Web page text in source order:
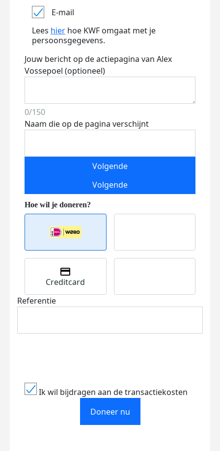
E-mail
Lees hier hoe KWF omgaat met je
persoonsgegevens.
Jouw bericht op de actiepagina van Alex
Vossepoel (optioneel)
0/150
Naam die op de pagina verschijnt
Volgende
Volgende
Creditcard
Referentie
Ik wil bijdragen aan de transactiekosten
Doneer nu